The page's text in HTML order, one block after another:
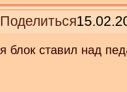
Поделиться
я блок ставил над